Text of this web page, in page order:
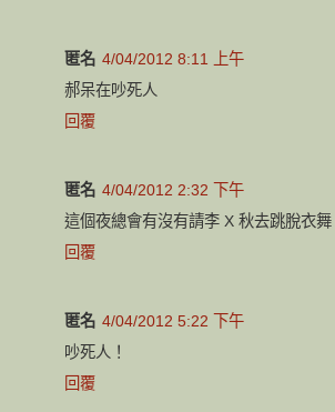
匿名 4/04/2012 8:11 上午
郝呆在吵死人
回覆
匿名 4/04/2012 2:32 下午
這個夜總會有沒有請李 X 秋去跳脫衣舞
回覆
匿名 4/04/2012 5:22 下午
吵死人！
回覆